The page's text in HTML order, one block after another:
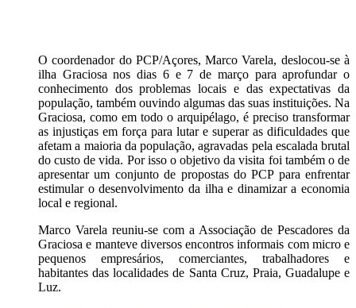
O coordenador do PCP/Açores, Marco Varela, deslocou-se à
ilha Graciosa nos dias 6 e 7 de março para aprofundar o
conhecimento dos problemas locais e das expectativas da
população, também ouvindo algumas das suas instituições. Na
Graciosa, como em todo o arquipélago, é preciso transformar
as injustiças em força para lutar e superar as dificuldades que
afetam a maioria da população, agravadas pela escalada brutal
do custo de vida. Por isso o objetivo da visita foi também o de
apresentar um conjunto de propostas do PCP para enfrentar
estimular o desenvolvimento da ilha e dinamizar a economia
local e regional.
Marco Varela reuniu-se com a Associação de Pescadores da
Graciosa e manteve diversos encontros informais com micro e
pequenos empresários, comerciantes, trabalhadores e
habitantes das localidades de Santa Cruz, Praia, Guadalupe e
Luz.